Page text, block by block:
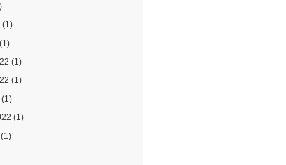
(1)
(1)
(1)
(1)
(1)
(1)
(1)